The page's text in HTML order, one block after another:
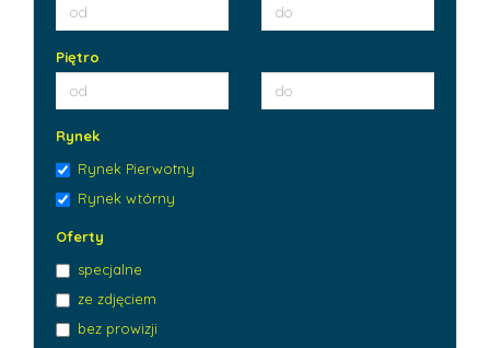
Piętro
Rynek
Rynek Pierwotny
Rynek wtórny
Oferty
specjalne
ze zdjęciem
bez prowizji